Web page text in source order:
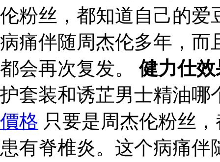
伦粉丝，都知道自己的爱
病痛伴随周杰伦多年，而
都会再次复发。健力仕效
护套装和诱芷男士精油
價格 只要是周杰伦粉丝
患有脊椎炎。这个病痛